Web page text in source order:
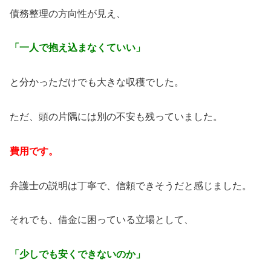
債務整理の方向性が見え、
「一人で抱え込まなくていい」
と分かっただけでも大きな収穫でした。
ただ、頭の片隅には別の不安も残っていました。
費用です。
弁護士の説明は丁寧で、信頼できそうだと感じました。
それでも、借金に困っている立場として、
「少しでも安くできないのか」